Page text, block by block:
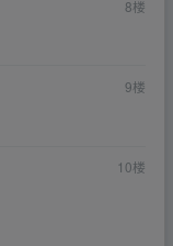
8楼
9楼
10楼